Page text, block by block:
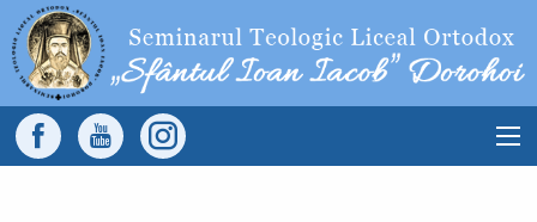
Sari la conținutul principal
Main